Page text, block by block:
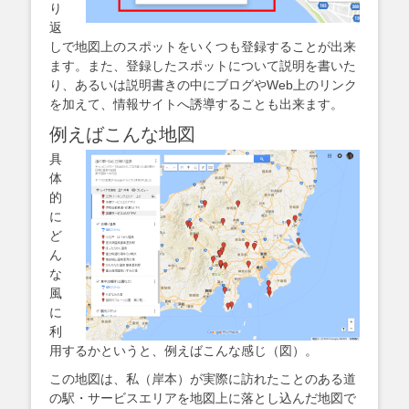
り
返
しで地図上のスポットをいくつも登録することが出来
ます。また、登録したスポットについて説明を書いた
り、あるいは説明書きの中にブログやWeb上のリンク
を加えて、情報サイトへ誘導することも出来ます。
例えばこんな地図
具
体
的
に
ど
ん
な
風
に
利
用するかというと、例えばこんな感じ（図）。
この地図は、私（岸本）が実際に訪れたことのある道
の駅・サービスエリアを地図上に落とし込んだ地図で